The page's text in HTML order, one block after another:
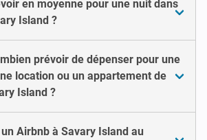
en moyenne pour une nuit dans
Island ?
prévoir de dépenser pour une
location ou un appartement de
Island ?
Airbnb à Savary Island au